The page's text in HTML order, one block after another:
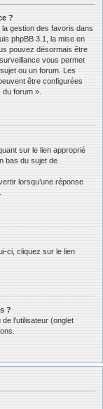
?
gestion des favoris dans
phpBB 3.1, la mise en
pouvez désormais être
vous permet
ou un forum. Les
être configurées
du forum ».
sur le lien approprié
bas du sujet de
lorsqu’une réponse
ci, cliquez sur le lien
?
l’utilisateur (onglet